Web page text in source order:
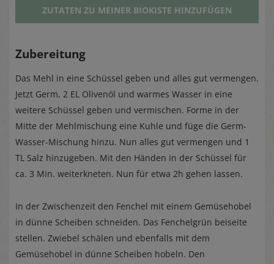
ZUTATEN ZU MEINER BIOKISTE HINZUFÜGEN
Zubereitung
Das Mehl in eine Schüssel geben und alles gut vermengen.
Jetzt Germ, 2 EL Olivenöl und warmes Wasser in eine
weitere Schüssel geben und vermischen. Forme in der
Mitte der Mehlmischung eine Kuhle und füge die Germ-
Wasser-Mischung hinzu. Nun alles gut vermengen und 1
TL Salz hinzugeben. Mit den Händen in der Schüssel für
ca. 3 Min. weiterkneten. Nun für etwa 2h gehen lassen.
In der Zwischenzeit den Fenchel mit einem Gemüsehobel
in dünne Scheiben schneiden. Das Fenchelgrün beiseite
stellen. Zwiebel schälen und ebenfalls mit dem
Gemüsehobel in dünne Scheiben hobeln. Den